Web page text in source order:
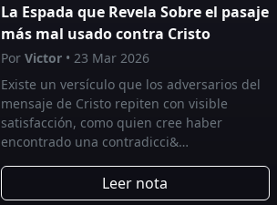
La Espada que Revela Sobre el pasaje
más mal usado contra Cristo
Por Victor • 23 Mar 2026
Existe un versículo que los adversarios del
mensaje de Cristo repiten con visible
satisfacción, como quien cree haber
encontrado una contradicci&…
Leer nota